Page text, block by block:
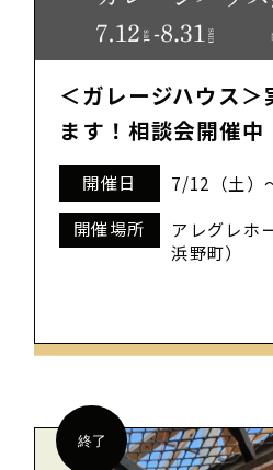
＜ガレージハウス
ます！相談会開催中
開催日
7/12（土）
開催場所
アレグレホ
浜野町）
終了